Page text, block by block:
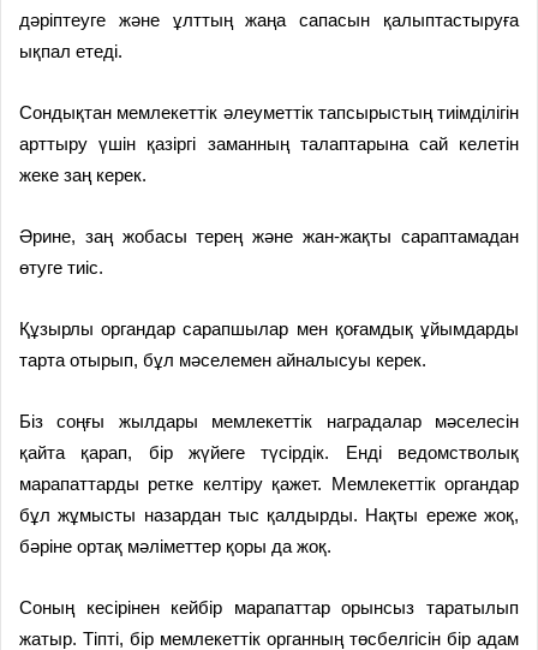
дәріптеуге және ұлттың жаңа сапасын қалыптастыруға
ықпал етеді.
Сондықтан мемлекеттік әлеуметтік тапсырыстың тиімділігін
арттыру үшін қазіргі заманның талаптарына сай келетін
жеке заң керек.
Әрине, заң жобасы терең және жан-жақты сараптамадан
өтуге тиіс.
Құзырлы органдар сарапшылар мен қоғамдық ұйымдарды
тарта отырып, бұл мәселемен айналысуы керек.
Біз соңғы жылдары мемлекеттік наградалар мәселесін
қайта қарап, бір жүйеге түсірдік. Енді ведомстволық
марапаттарды ретке келтіру қажет. Мемлекеттік органдар
бұл жұмысты назардан тыс қалдырды. Нақты ереже жоқ,
бәріне ортақ мәліметтер қоры да жоқ.
Соның кесірінен кейбір марапаттар орынсыз таратылып
жатыр. Тіпті, бір мемлекеттік органның төсбелгісін бір адам